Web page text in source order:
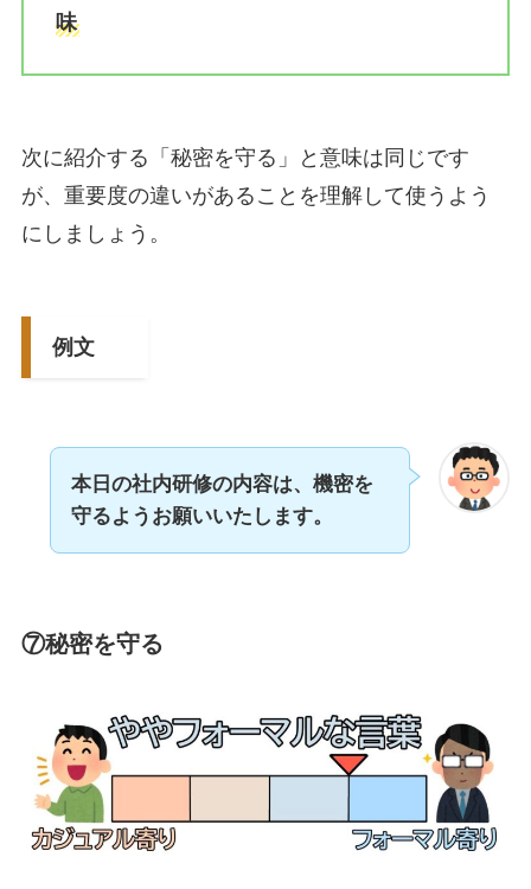
味
次に紹介する「秘密を守る」と意味は同じです
が、重要度の違いがあることを理解して使うよう
にしましょう。
例文
本日の社内研修の内容は、機密を
守るよう お願いいたします。
⑦秘密を守る